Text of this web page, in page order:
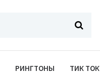
РИНГТОНЫ ТИК ТОК